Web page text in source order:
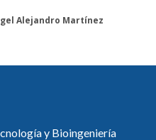
Alejandro Martínez
y Bioingeniería